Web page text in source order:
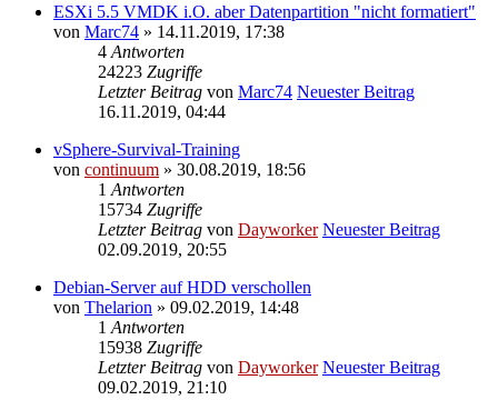
ESXi 5.5 VMDK i.O. aber Datenpartition "nicht formatiert"
von Marc74 » 14.11.2019, 17:38
4 Antworten
24223 Zugriffe
Letzter Beitrag von Marc74 Neuester Beitrag
16.11.2019, 04:44
vSphere-Survival-Training
von continuum » 30.08.2019, 18:56
1 Antworten
15734 Zugriffe
Letzter Beitrag von Dayworker Neuester Beitrag
02.09.2019, 20:55
Debian-Server auf HDD verschollen
von Thelarion » 09.02.2019, 14:48
1 Antworten
15938 Zugriffe
Letzter Beitrag von Dayworker Neuester Beitrag
09.02.2019, 21:10